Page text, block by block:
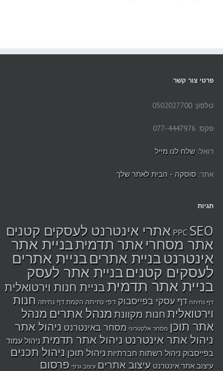
פרטי צור קשר
טלפון: 0502027700
פקס: 077-4447976
דואל: שלח לנו מייל
אתר: סוסקה - הבית לאתר שלך
תגיות
PPC SEO אתרי אינטרנט לעסקים קטנים
אתר מסחריאתר תדמיתבניית אתר
אינטרנטבניית אתריםבניית אתרים
לעסקים קטניםבניית אתר לעסק
בניית אתר תדמית בניית חנות וירטואלית
דף נחיתה דף עסקי בפייסבוק דפי נחיתה הקמת דף נחיתה חנות
וירטואלית חנות מקוונת מנהל אתרים מנהל
אתר תוכן מסחר אלקטרוני מסחר באינטרנט ניהול אתר
ניהול אתר אינטרנט ניהול אתר תדמית ניהול עמוד
בפייסבוק ניהול רשתות חברתיות ניהול תוכן ניהול תכנים
עיצוב אתר אינטרנט עיצוב אתרים עיצוב גרפי פרסום